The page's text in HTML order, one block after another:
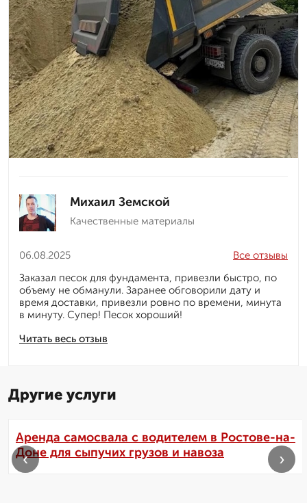
Михаил Земской
Качественные материалы
06.08.2025
Читать весь отзыв
Все отзывы
Заказал песок для фундамента, привезли быстро, по
объему не обманули. Заранее обговорили дату и
время доставки, привезли ровно по времени, минута
в минуту. Супер! Песок хороший!
Другие услуги
Аренда самосвала с водителем в Ростове-на-
Доне для сыпучих грузов и навоза
‹ ›